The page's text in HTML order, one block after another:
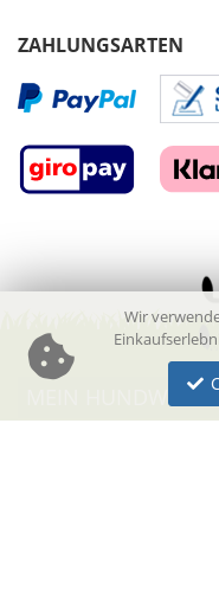
Wir
ZAHLUNGSARTEN
MEIN